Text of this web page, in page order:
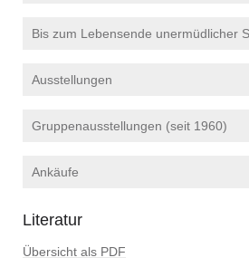
Bis zum Lebensende unermüdlicher
Ausstellungen
Gruppenausstellungen (seit 1960)
Ankäufe
Literatur
Übersicht als PDF